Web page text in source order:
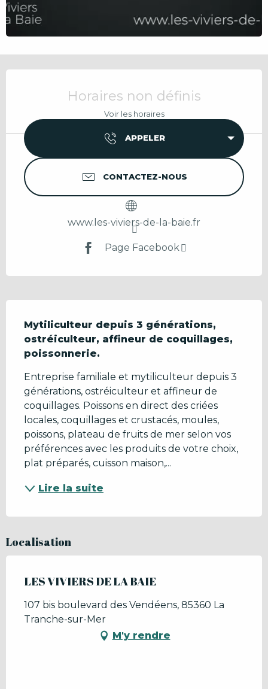
Horaires non définis
Voir les horaires
APPELER
CONTACTEZ-NOUS
www.les-viviers-de-la-baie.fr
Page Facebook
Mytiliculteur depuis 3 générations,
ostréiculteur, affineur de coquillages,
poissonnerie.
Entreprise familiale et mytiliculteur depuis 3
générations, ostréiculteur et affineur de
coquillages. Poissons en direct des criées
locales, coquillages et crustacés, moules,
poissons, plateau de fruits de mer selon vos
préférences avec les produits de votre choix,
plat préparés, cuisson maison,...
Lire la suite
Localisation
LES VIVIERS DE LA BAIE
107 bis boulevard des Vendéens, 85360 La
Tranche-sur-Mer
M'y rendre